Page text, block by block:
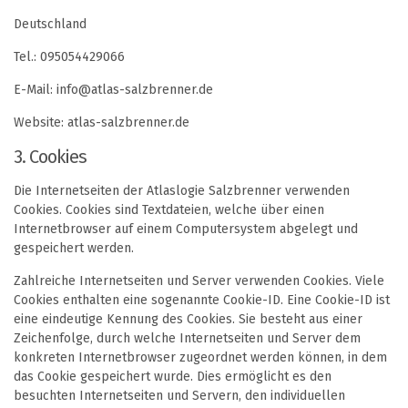
Deutschland
Tel.: 095054429066
E-Mail: info@atlas-salzbrenner.de
Website: atlas-salzbrenner.de
3. Cookies
Die Internetseiten der Atlaslogie Salzbrenner verwenden
Cookies. Cookies sind Textdateien, welche über einen
Internetbrowser auf einem Computersystem abgelegt und
gespeichert werden.
Zahlreiche Internetseiten und Server verwenden Cookies. Viele
Cookies enthalten eine sogenannte Cookie-ID. Eine Cookie-ID ist
eine eindeutige Kennung des Cookies. Sie besteht aus einer
Zeichenfolge, durch welche Internetseiten und Server dem
konkreten Internetbrowser zugeordnet werden können, in dem
das Cookie gespeichert wurde. Dies ermöglicht es den
besuchten Internetseiten und Servern, den individuellen